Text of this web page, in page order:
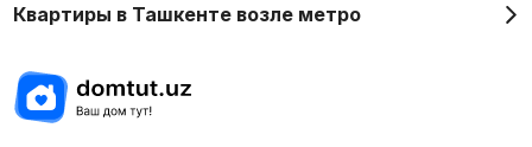
Квартиры в Ташкенте возле метро